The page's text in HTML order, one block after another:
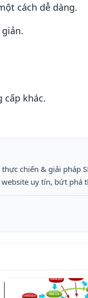
cách dễ dàng.
cấp khác.
thực chiến & giải
uy tín, bứt